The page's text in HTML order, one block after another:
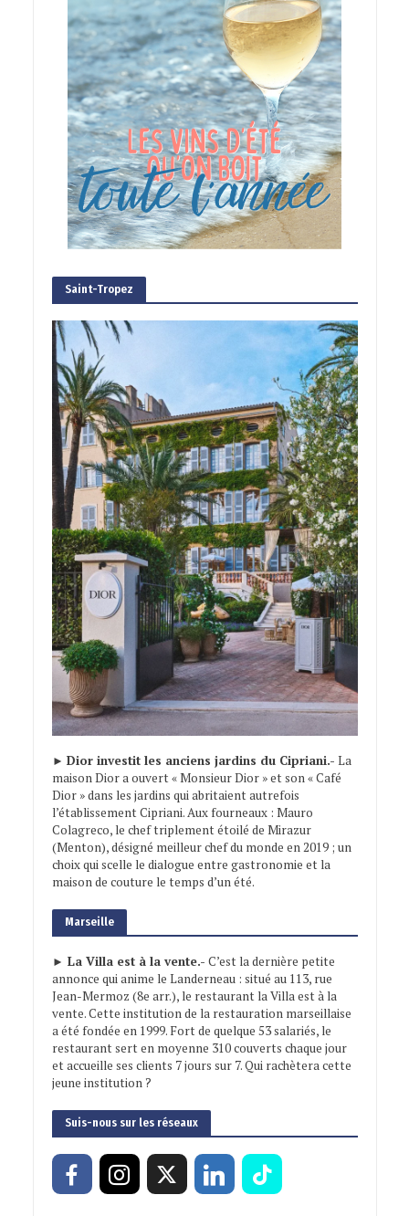
Saint-Tropez
► Dior investit les anciens jardins du Cipriani.- La
maison Dior a ouvert « Monsieur Dior » et son « Café
Dior » dans les jardins qui abritaient autrefois
l’établissement Cipriani. Aux fourneaux : Mauro
Colagreco, le chef triplement étoilé de Mirazur
(Menton), désigné meilleur chef du monde en 2019 ; un
choix qui scelle le dialogue entre gastronomie et la
maison de couture le temps d’un été.
Marseille
► La Villa est à la vente.- C’est la dernière petite
annonce qui anime le Landerneau : situé au 113, rue
Jean-Mermoz (8e arr.), le restaurant la Villa est à la
vente. Cette institution de la restauration marseillaise
a été fondée en 1999. Fort de quelque 53 salariés, le
restaurant sert en moyenne 310 couverts chaque jour
et accueille ses clients 7 jours sur 7. Qui rachètera cette
jeune institution ?
Suis-nous sur les réseaux